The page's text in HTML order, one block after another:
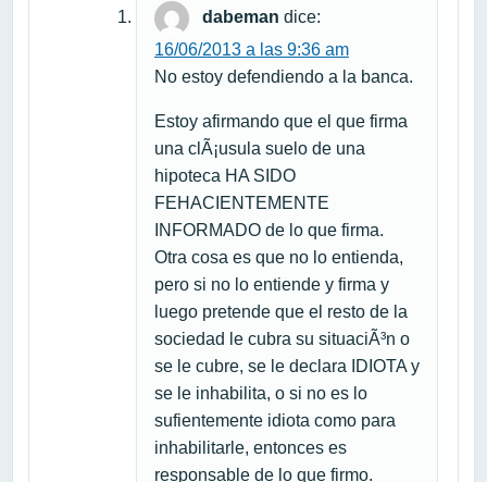
dabeman dice:
16/06/2013 a las 9:36 am
No estoy defendiendo a la banca.
Estoy afirmando que el que firma
una clÃ¡usula suelo de una
hipoteca HA SIDO
FEHACIENTEMENTE
INFORMADO de lo que firma.
Otra cosa es que no lo entienda,
pero si no lo entiende y firma y
luego pretende que el resto de la
sociedad le cubra su situaciÃ³n o
se le cubre, se le declara IDIOTA y
se le inhabilita, o si no es lo
sufientemente idiota como para
inhabilitarle, entonces es
responsable de lo que firmo.